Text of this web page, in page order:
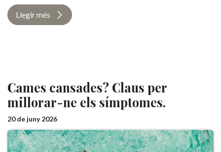
Llegir més
Cames cansades? Claus per
millorar-ne els símptomes.
20 de juny 2026